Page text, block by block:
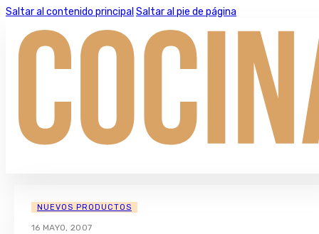
Saltar al contenido principal Saltar al pie de página
NUEVOS PRODUCTOS
16 MAYO, 2007